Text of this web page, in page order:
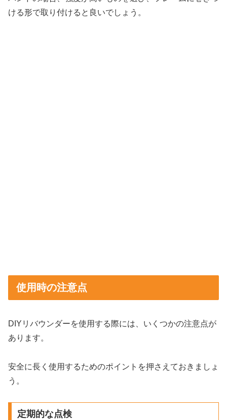
ける形で取り付けると良いでしょう。
使用時の注意点
DIYリバウンダーを使用する際には、いくつかの注意点が
あります。
安全に長く使用するためのポイントを押さえておきましょ
う。
定期的な点検